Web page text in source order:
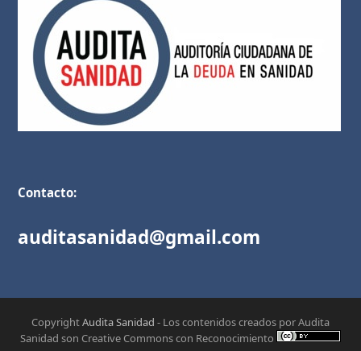
Contacto:
auditasanidad@gmail.com
CopyrightAudita Sanidad - Los contenidos creados por Audita
Sanidad son Creative Commons con Reconocimiento